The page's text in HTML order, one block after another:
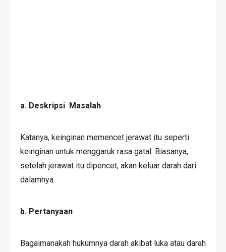
a. Deskripsi Masalah
Katanya, keinginan memencet jerawat itu seperti
keinginan untuk menggaruk rasa gatal. Biasanya,
setelah jerawat itu dipencet, akan keluar darah dari
dalamnya.
b. Pertanyaan
Bagaimanakah hukumnya darah akibat luka atau darah